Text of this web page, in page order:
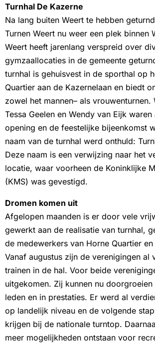
Turnhal De Kazerne
Na lang buiten Weert te hebben
Turnen Weert nu weer een plek binnen
Weert heeft jarenlang verspreid over
gymzaallocaties in de gemeente
turnhal is gehuisvest in de sporthal op
Quartier aan de Kazernelaan en biedt
zowel het mannen– als vrouwenturnen.
Tessa Geelen en Wendy van Eijk
opening en de feestelijke bijeenkomst
naam van de turnhal werd onthuld:
Deze naam is een verwijzing naar het
locatie, waar voorheen de Koninklijke
(KMS) was gevestigd.
Dromen komen uit
Afgelopen maanden is er door vele
gewerkt aan de realisatie van turnhal,
de medewerkers van Horne Quartier
Vanaf augustus zijn de verenigingen al
trainen in de hal. Voor beide
uitgekomen. Zij kunnen nu doorgroeien
leden en in prestaties. Er werd al
op landelijk niveau en de volgende
krijgen bij de nationale turntop.
meer mogelijkheden ontstaan voor